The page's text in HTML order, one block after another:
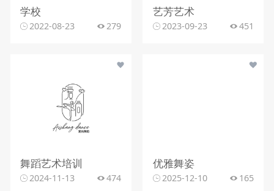
学校
2022-08-23 279
艺芳艺术
2023-09-23 451
舞蹈艺术培训
2024-11-13 474
优雅舞姿
2025-12-10 165